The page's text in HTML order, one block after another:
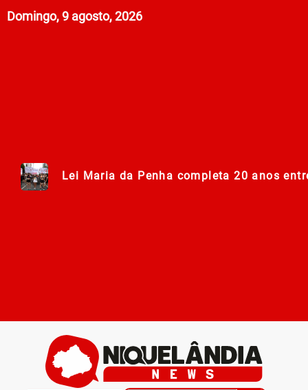
Domingo, 9 agosto, 2026
Lei Maria da Penha completa 20 anos
278ª Romaria do Muquém começa com
Centro Municipal de Apoio aos Romeiros
Polícia Militar de Goiás comemora 168